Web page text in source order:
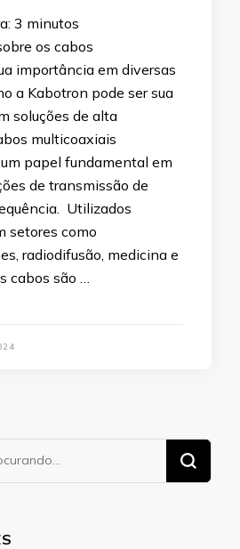
3 minutos
os cabos
importância em diversas
a Kabotron pode ser sua
soluções de alta
multicoaxiais
papel fundamental em
de transmissão de
Utilizados
setores como
radiodifusão, medicina e
cabos são …